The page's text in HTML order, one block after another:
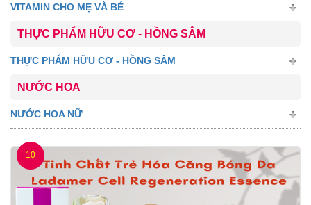
VITAMIN CHO MẸ VÀ BÉ
THỰC PHẨM HỮU CƠ - HỒNG SÂM
THỰC PHẨM HỮU CƠ - HỒNG SÂM
NƯỚC HOA
NƯỚC HOA NỮ
10